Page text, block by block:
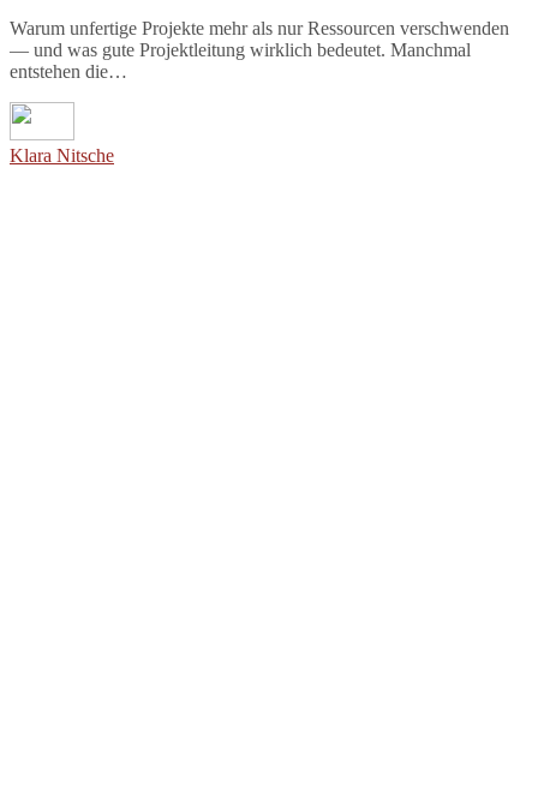
Warum unfertige Projekte mehr als nur Ressourcen verschwenden
— und was gute Projektleitung wirklich bedeutet. Manchmal
entstehen die…
Klara Nitsche